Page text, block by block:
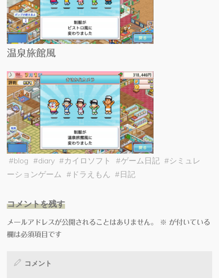
温泉旅館風
#blog #diary #カイロソフト #ゲーム日記 #シミュレ
ーションゲーム # ドラえもん #日記
コメントを残す
メールアドレスが公開されることはありません。 ※ が付いている
欄は必須項目です